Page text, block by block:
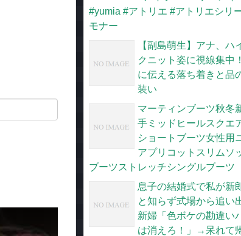
#yumia #アトリエ #アトリエシリ
モナー
【副島萌生】アナ、ハ
クニット姿に視線集中
に伝える落ち着きと品
装い
マーティンブーツ秋冬
手ミッドヒールスクエ
ショートブーツ女性用
アプリコットスリムソ
ブーツストレッチシングルブーツ
息子の結婚式で私が新
と知らず式場から追い
新婦「色ボケの勘違い
は消えろ！」→呆れて